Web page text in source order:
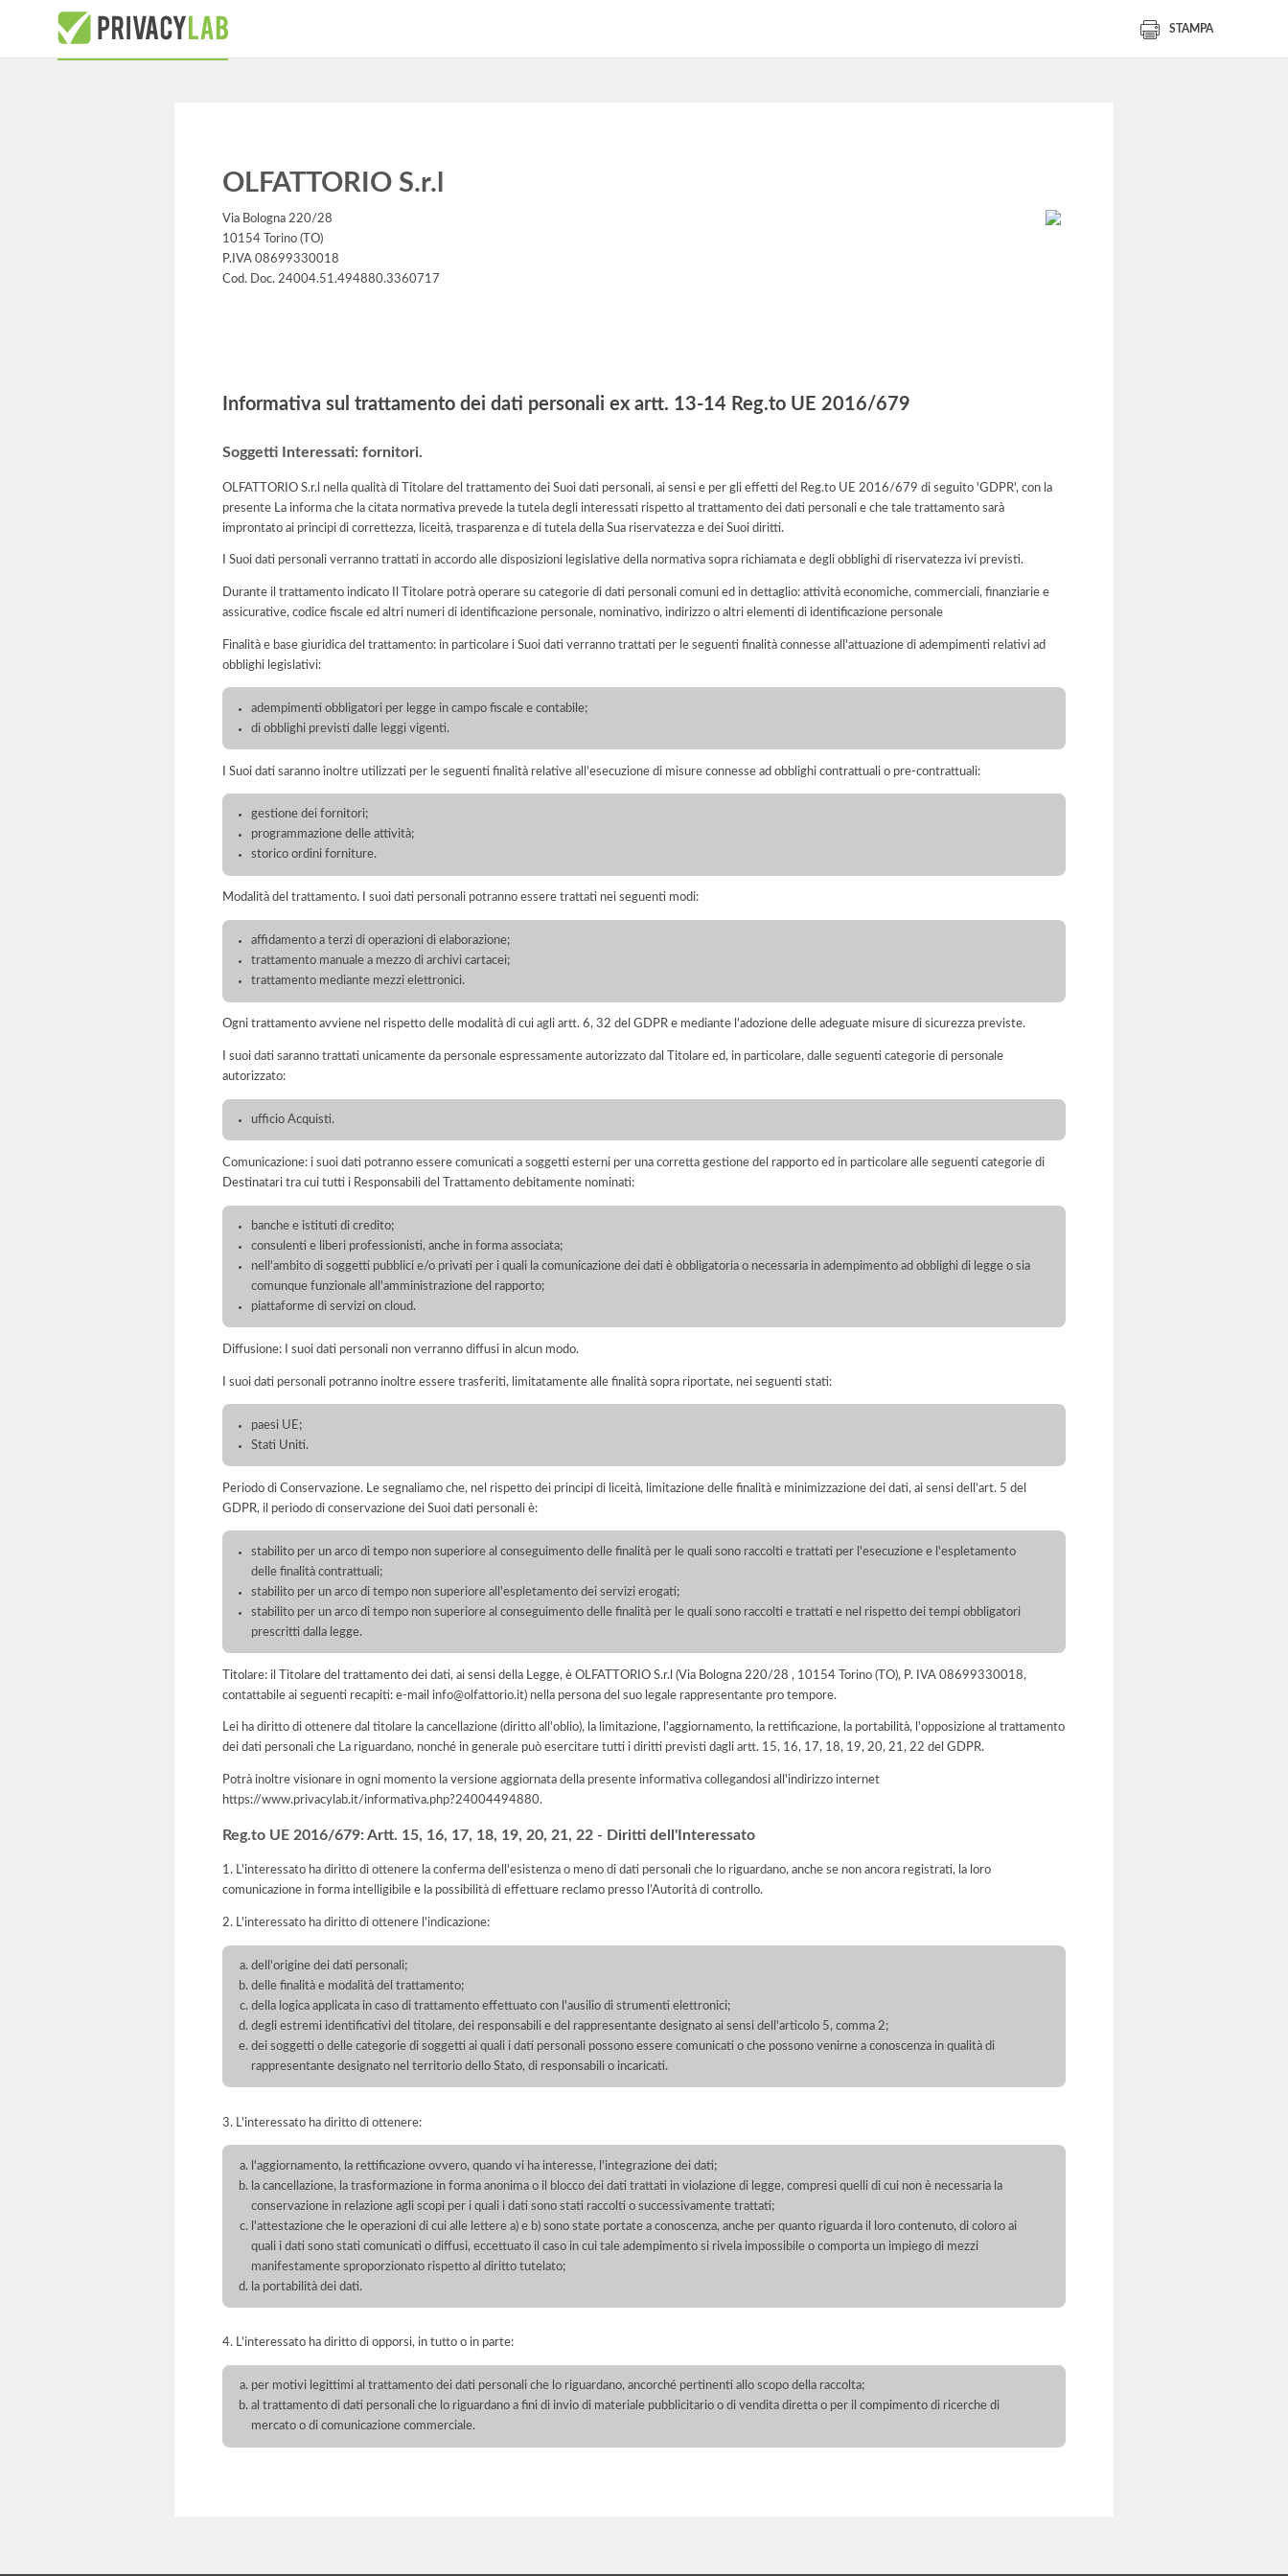
STAMPA
OLFATTORIO S.r.l
Via Bologna 220/28
10154 Torino (TO)
P.IVA 08699330018
Cod. Doc. 24004.51.494880.3360717
Informativa sul trattamento dei dati personali ex artt. 13-14 Reg.to UE 2016/679
Soggetti Interessati: fornitori.
OLFATTORIO S.r.l nella qualità di Titolare del trattamento dei Suoi dati personali, ai sensi e per gli effetti del Reg.to UE 2016/679 di seguito 'GDPR', con la
presente La informa che la citata normativa prevede la tutela degli interessati rispetto al trattamento dei dati personali e che tale trattamento sarà
improntato ai principi di correttezza, liceità, trasparenza e di tutela della Sua riservatezza e dei Suoi diritti.
I Suoi dati personali verranno trattati in accordo alle disposizioni legislative della normativa sopra richiamata e degli obblighi di riservatezza ivi previsti.
Durante il trattamento indicato Il Titolare potrà operare su categorie di dati personali comuni ed in dettaglio: attività economiche, commerciali, finanziarie e
assicurative, codice fiscale ed altri numeri di identificazione personale, nominativo, indirizzo o altri elementi di identificazione personale
Finalità e base giuridica del trattamento: in particolare i Suoi dati verranno trattati per le seguenti finalità connesse all'attuazione di adempimenti relativi ad
obblighi legislativi:
adempimenti obbligatori per legge in campo fiscale e contabile;
di obblighi previsti dalle leggi vigenti.
I Suoi dati saranno inoltre utilizzati per le seguenti finalità relative all’esecuzione di misure connesse ad obblighi contrattuali o pre-contrattuali:
gestione dei fornitori;
programmazione delle attività;
storico ordini forniture.
Modalità del trattamento. I suoi dati personali potranno essere trattati nei seguenti modi:
affidamento a terzi di operazioni di elaborazione;
trattamento manuale a mezzo di archivi cartacei;
trattamento mediante mezzi elettronici.
Ogni trattamento avviene nel rispetto delle modalità di cui agli artt. 6, 32 del GDPR e mediante l'adozione delle adeguate misure di sicurezza previste.
I suoi dati saranno trattati unicamente da personale espressamente autorizzato dal Titolare ed, in particolare, dalle seguenti categorie di personale
autorizzato:
ufficio Acquisti.
Comunicazione: i suoi dati potranno essere comunicati a soggetti esterni per una corretta gestione del rapporto ed in particolare alle seguenti categorie di
Destinatari tra cui tutti i Responsabili del Trattamento debitamente nominati:
banche e istituti di credito;
consulenti e liberi professionisti, anche in forma associata;
nell'ambito di soggetti pubblici e/o privati per i quali la comunicazione dei dati è obbligatoria o necessaria in adempimento ad obblighi di legge o sia
comunque funzionale all'amministrazione del rapporto;
piattaforme di servizi on cloud.
Diffusione: I suoi dati personali non verranno diffusi in alcun modo.
I suoi dati personali potranno inoltre essere trasferiti, limitatamente alle finalità sopra riportate, nei seguenti stati:
paesi UE;
Stati Uniti.
Periodo di Conservazione. Le segnaliamo che, nel rispetto dei principi di liceità, limitazione delle finalità e minimizzazione dei dati, ai sensi dell’art. 5 del
GDPR, il periodo di conservazione dei Suoi dati personali è:
stabilito per un arco di tempo non superiore al conseguimento delle finalità per le quali sono raccolti e trattati per l'esecuzione e l'espletamento
delle finalità contrattuali;
stabilito per un arco di tempo non superiore all'espletamento dei servizi erogati;
stabilito per un arco di tempo non superiore al conseguimento delle finalità per le quali sono raccolti e trattati e nel rispetto dei tempi obbligatori
prescritti dalla legge.
Titolare: il Titolare del trattamento dei dati, ai sensi della Legge, è OLFATTORIO S.r.l (Via Bologna 220/28 , 10154 Torino (TO), P. IVA 08699330018,
contattabile ai seguenti recapiti: e-mail info@olfattorio.it) nella persona del suo legale rappresentante pro tempore.
Lei ha diritto di ottenere dal titolare la cancellazione (diritto all'oblio), la limitazione, l'aggiornamento, la rettificazione, la portabilità, l'opposizione al trattamento
dei dati personali che La riguardano, nonché in generale può esercitare tutti i diritti previsti dagli artt. 15, 16, 17, 18, 19, 20, 21, 22 del GDPR.
Potrà inoltre visionare in ogni momento la versione aggiornata della presente informativa collegandosi all'indirizzo internet
https://www.privacylab.it/informativa.php?24004494880.
Reg.to UE 2016/679: Artt. 15, 16, 17, 18, 19, 20, 21, 22 - Diritti dell'Interessato
1. L'interessato ha diritto di ottenere la conferma dell'esistenza o meno di dati personali che lo riguardano, anche se non ancora registrati, la loro
comunicazione in forma intelligibile e la possibilità di effettuare reclamo presso l’Autorità di controllo.
2. L'interessato ha diritto di ottenere l'indicazione:
dell'origine dei dati personali;
delle finalità e modalità del trattamento;
della logica applicata in caso di trattamento effettuato con l'ausilio di strumenti elettronici;
degli estremi identificativi del titolare, dei responsabili e del rappresentante designato ai sensi dell'articolo 5, comma 2;
dei soggetti o delle categorie di soggetti ai quali i dati personali possono essere comunicati o che possono venirne a conoscenza in qualità di
rappresentante designato nel territorio dello Stato, di responsabili o incaricati.
3. L'interessato ha diritto di ottenere:
l'aggiornamento, la rettificazione ovvero, quando vi ha interesse, l'integrazione dei dati;
la cancellazione, la trasformazione in forma anonima o il blocco dei dati trattati in violazione di legge, compresi quelli di cui non è necessaria la
conservazione in relazione agli scopi per i quali i dati sono stati raccolti o successivamente trattati;
l'attestazione che le operazioni di cui alle lettere a) e b) sono state portate a conoscenza, anche per quanto riguarda il loro contenuto, di coloro ai
quali i dati sono stati comunicati o diffusi, eccettuato il caso in cui tale adempimento si rivela impossibile o comporta un impiego di mezzi
manifestamente sproporzionato rispetto al diritto tutelato;
la portabilità dei dati.
4. L'interessato ha diritto di opporsi, in tutto o in parte:
per motivi legittimi al trattamento dei dati personali che lo riguardano, ancorché pertinenti allo scopo della raccolta;
al trattamento di dati personali che lo riguardano a fini di invio di materiale pubblicitario o di vendita diretta o per il compimento di ricerche di
mercato o di comunicazione commerciale.